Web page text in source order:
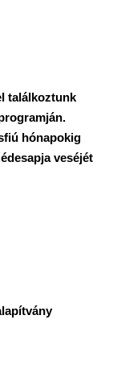
találkoztunk
hónapokig
veséjét